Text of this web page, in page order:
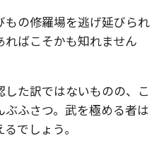
の修羅場を逃げ延びられ
ばこそかも知れません
た訳ではないものの、こ
ふさつ。武を極める者は
でしょう。